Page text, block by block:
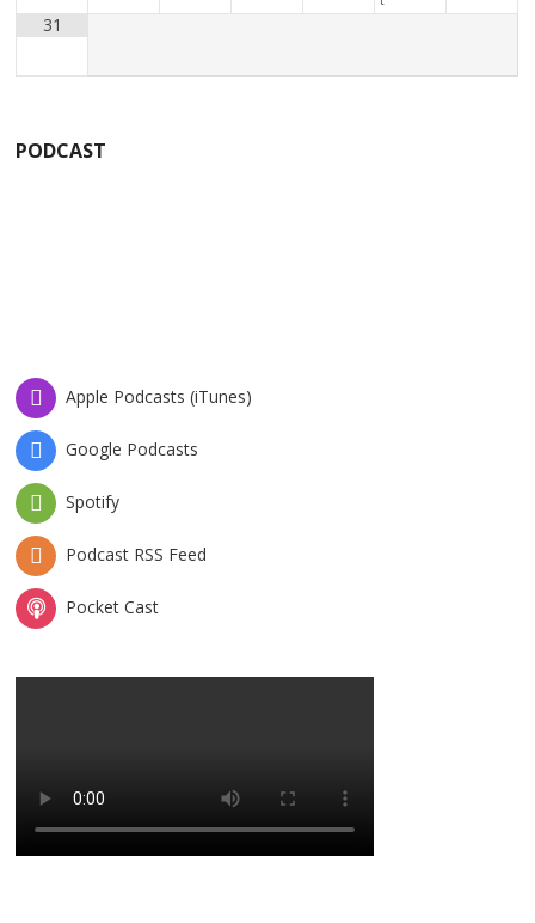
31
PODCAST
Apple Podcasts (iTunes)
Google Podcasts
Spotify
Podcast RSS Feed
Pocket Cast